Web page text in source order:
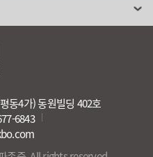
동4가) 동원빌딩 402호
6843